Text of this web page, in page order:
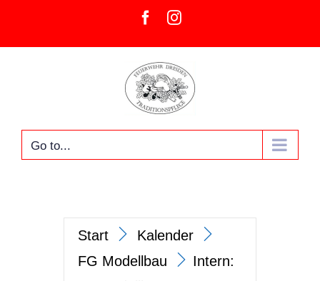
FacebookInstagram
Go to...
Start
Kalender
FG Modellbau
Intern: